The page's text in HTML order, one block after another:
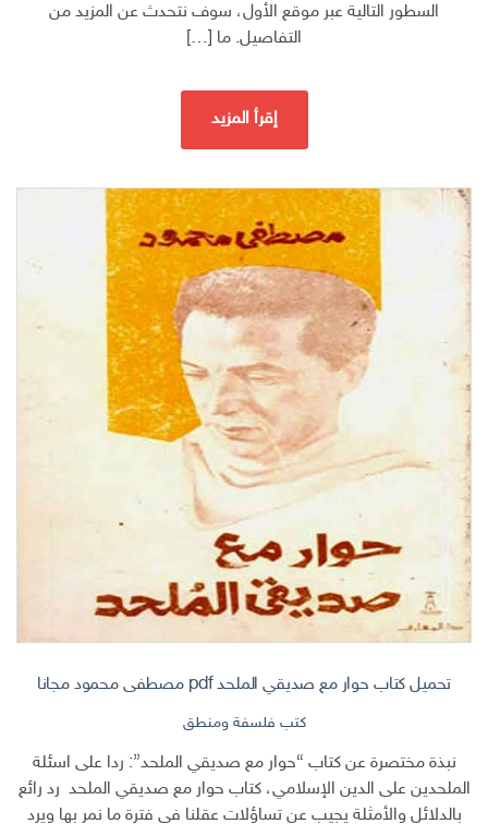
السطور التالية عبر موقع الأول، سوف نتحدث عن المزيد من
التفاصيل. ما […]
إقرأ المزيد
تحميل كتاب حوار مع صديقي الملحد pdf مصطفى محمود مجانا
كتب فلسفة ومنطق
نبذة مختصرة عن كتاب “حوار مع صديقي الملحد”: ردا على اسئلة
الملحدين على الدين الإسلامي، كتاب حوار مع صديقي الملحد رد رائع
بالدلائل والأمثلة يجيب عن تساؤلات عقلنا فى فترة ما نمر بها ويرد